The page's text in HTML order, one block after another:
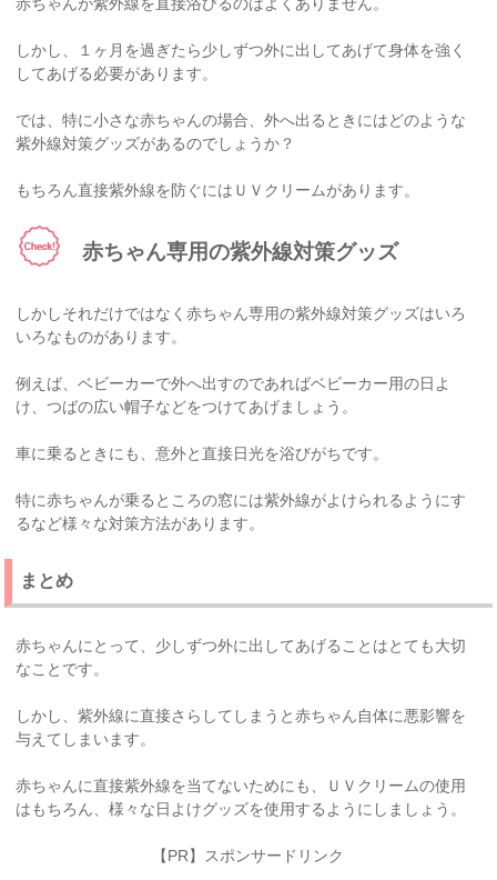
赤ちゃんが紫外線を直接浴びるのはよくありません。
しかし、１ヶ月を過ぎたら少しずつ外に出してあげて身体を強く
してあげる必要があります。
では、特に小さな赤ちゃんの場合、外へ出るときにはどのような
紫外線対策グッズがあるのでしょうか？
もちろん直接紫外線を防ぐにはＵＶクリームがあります。
赤ちゃん専用の紫外線対策グッズ
しかしそれだけではなく赤ちゃん専用の紫外線対策グッズはいろ
いろなものがあります。
例えば、ベビーカーで外へ出すのであればベビーカー用の日よ
け、つばの広い帽子などをつけてあげましょう。
車に乗るときにも、意外と直接日光を浴びがちです。
特に赤ちゃんが乗るところの窓には紫外線がよけられるようにす
るなど様々な対策方法があります。
まとめ
赤ちゃんにとって、少しずつ外に出してあげることはとても大切
なことです。
しかし、紫外線に直接さらしてしまうと赤ちゃん自体に悪影響を
与えてしまいます。
赤ちゃんに直接紫外線を当てないためにも、ＵＶクリームの使用
はもちろん、様々な日よけグッズを使用するようにしましょう。
【PR】スポンサードリンク